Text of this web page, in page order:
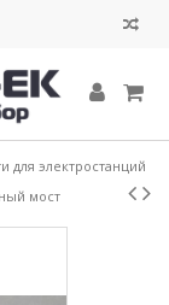
для электростанций
мост